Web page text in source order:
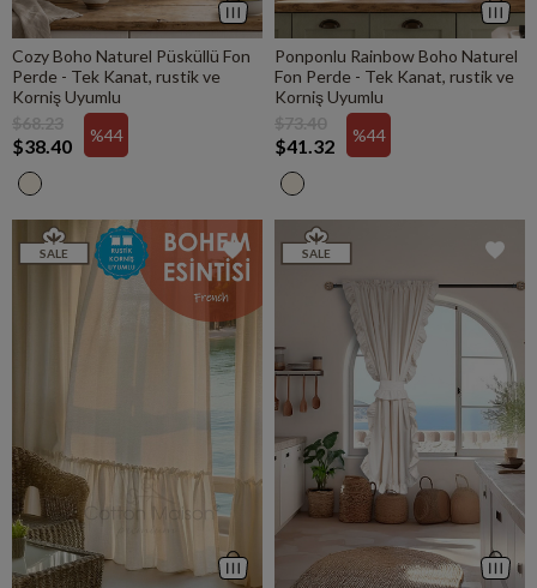
Cozy Boho Naturel Püsküllü Fon
Perde - Tek Kanat, rustik ve
Korniş Uyumlu
$38.40
$68.23
%44
Ponponlu Rainbow Boho Naturel
Fon Perde - Tek Kanat, rustik ve
Korniş Uyumlu
$41.32
$73.40
%44
SALE SALE